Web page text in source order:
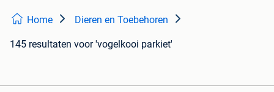
Home Dieren en Toebehoren
145 resultaten voor 'vogelkooi parkiet'